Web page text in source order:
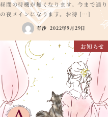
昼間の待機が無くなります。今まで通り
の夜メインになります。お待 […]
有沙 2022年9月29日
お知らせ